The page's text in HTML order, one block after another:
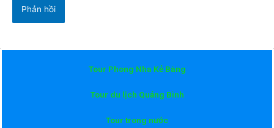
Tour Phong Nha Kẻ Bàng
Tour du lịch Quảng Bình
Tour trong nước